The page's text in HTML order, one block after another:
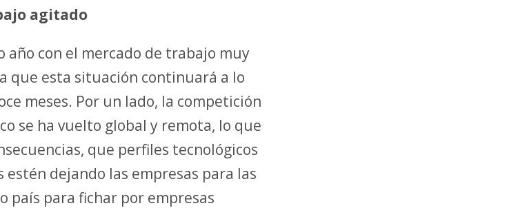
agitado
año con el mercado de trabajo muy
que esta situación continuará a lo
meses. Por un lado, la competición
se ha vuelto global y remota, lo que
que perfiles tecnológicos
dejando las empresas para las
país para fichar por empresas